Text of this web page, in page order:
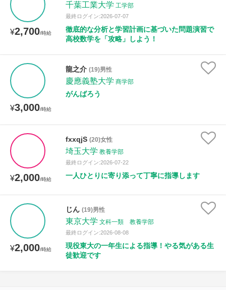
¥2,700/時給
千葉工業大学 工学部
最終ログイン:2026-07-07
徹底的な分析と学習計画に基づいた問題演習で
高校数学を「攻略」しよう！
¥3,000/時給
龍之介 (19)男性
慶應義塾大学 商学部
がんばろう
¥2,000/時給
fxxqjS (20)女性
埼玉大学 教養学部
最終ログイン:2026-07-22
一人ひとりに寄り添って丁寧に指導します
¥2,000/時給
じん (19)男性
東京大学 文科一類 教養学部
最終ログイン:2026-08-08
現役東大の一年生による指導！やる気がある生
徒歓迎です